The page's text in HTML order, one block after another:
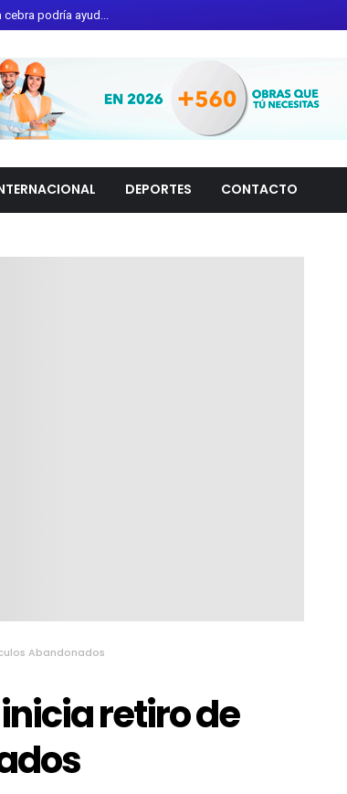
fortalecer la...
100 millones de d...
tras ataque ar...
para promover ...
del volcá... DEPORTES CONTACTO
Abandonados
retiro de